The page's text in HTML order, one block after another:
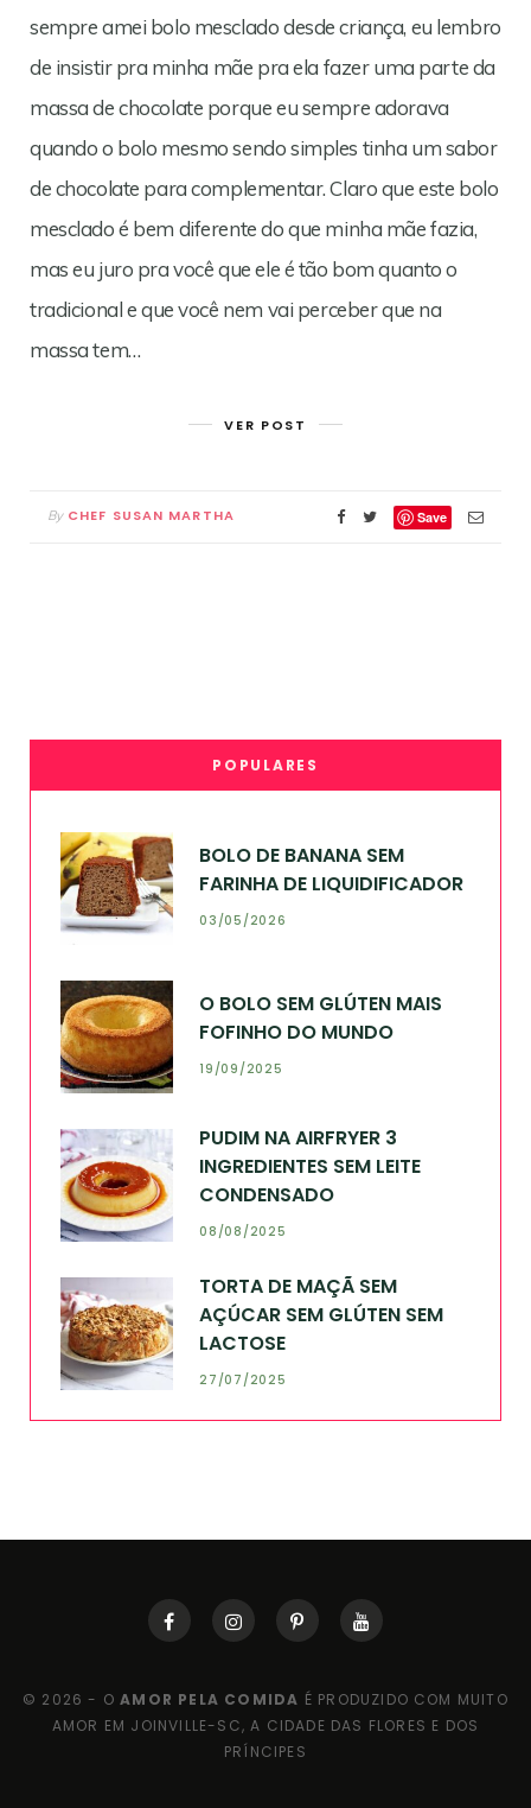
sempre amei bolo mesclado desde criança, eu lembro
de insistir pra minha mãe pra ela fazer uma parte da
massa de chocolate porque eu sempre adorava
quando o bolo mesmo sendo simples tinha um sabor
de chocolate para complementar. Claro que este bolo
mesclado é bem diferente do que minha mãe fazia,
mas eu juro pra você que ele é tão bom quanto o
tradicional e que você nem vai perceber que na
massa tem…
VER POST
By CHEF SUSAN MARTHA Save
POPULARES
BOLO DE BANANA SEM
FARINHA DE LIQUIDIFICADOR
03/05/2026
O BOLO SEM GLÚTEN MAIS
FOFINHO DO MUNDO
19/09/2025
PUDIM NA AIRFRYER 3
INGREDIENTES SEM LEITE
CONDENSADO
08/08/2025
TORTA DE MAÇÃ SEM
AÇÚCAR SEM GLÚTEN SEM
LACTOSE
27/07/2025
© 2026 - OAMOR PELA COMIDA É PRODUZIDO COM MUITO
AMOR EM JOINVILLE-SC, A CIDADE DAS FLORES E DOS
PRÍNCIPES